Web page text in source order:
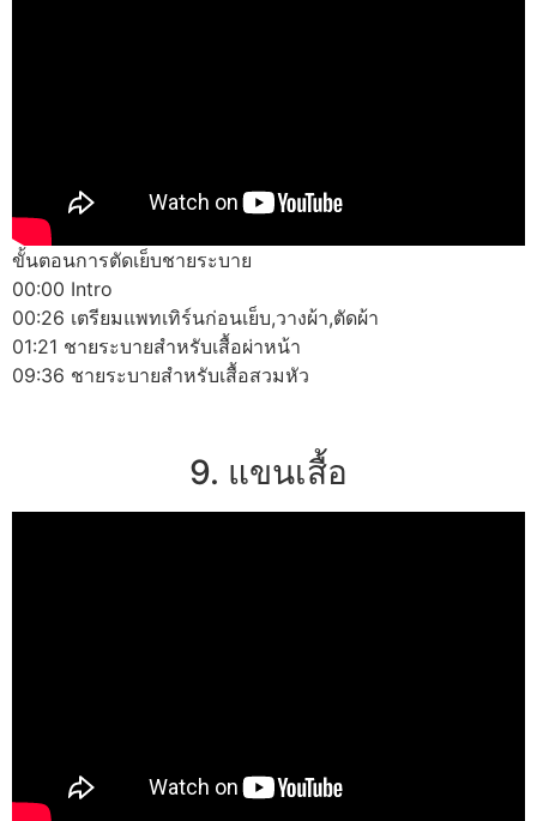
ขั้นตอนการตัดเย็บชายระบาย
00:00 Intro
00:26 เตรียมแพทเทิร์นก่อนเย็บ,วางผ้า,ตัดผ้า
01:21 ชายระบายสำหรับเสื้อผ่าหน้า
09:36 ชายระบายสำหรับเสื้อสวมหัว
9. แขนเสื้อ